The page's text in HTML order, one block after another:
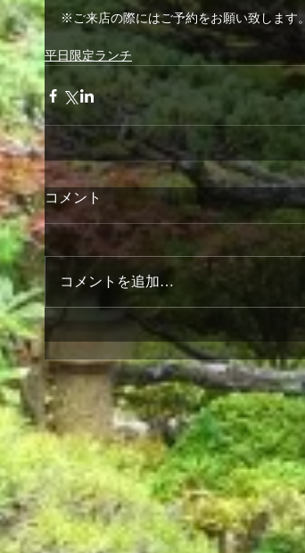
※ご来店の際にはご予約をお願い致します。
平日限定ランチ
コメント
コメントを追加…